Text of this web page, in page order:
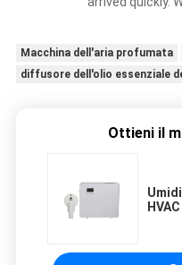
Macchina dell'aria profumata
diffusore dell'olio essenziale
Ottieni il